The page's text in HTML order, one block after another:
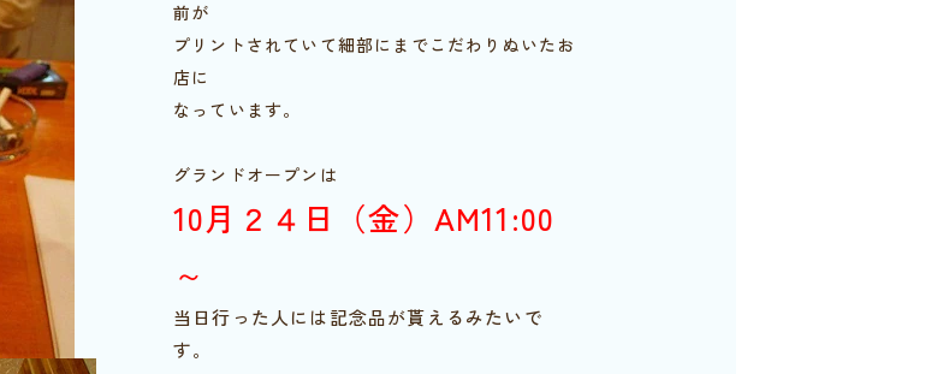
前が
プリントされていて細部にまでこだわりぬいたお
店に
なっています。
グランドオープンは
10月２４日（金）AM11:00
～
当日行った人には記念品が貰えるみたいで
す。